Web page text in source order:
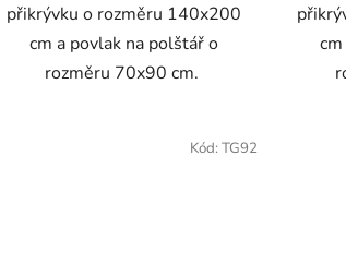
přikrývku o rozměru 140x200
cm a povlak na polštář o
rozměru 70x90 cm.
Kód: TG92